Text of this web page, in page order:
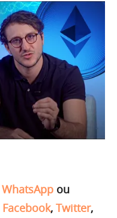
WhatsApp ou
Facebook, Twitter,